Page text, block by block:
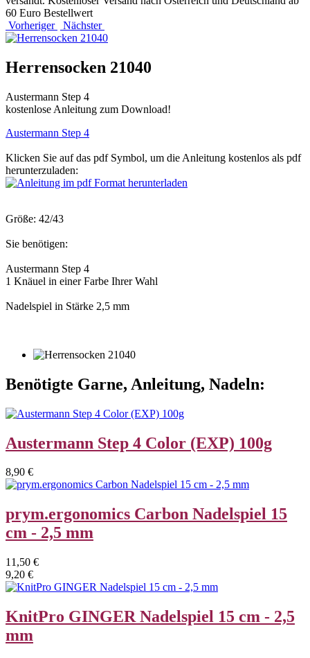
60 Euro Bestellwert
Vorheriger
Nächster
Herrensocken 21040
Austermann Step 4
kostenlose Anleitung zum Download!
Austermann Step 4
Klicken Sie auf das pdf Symbol, um die Anleitung kostenlos als pdf
herunterzuladen:
Größe: 42/43
Sie benötigen:
Austermann Step 4
1 Knäuel in einer Farbe Ihrer Wahl
Nadelspiel in Stärke 2,5 mm
Benötigte Garne, Anleitung, Nadeln:
Austermann Step 4 Color (EXP) 100g
8,90 €
prym.ergonomics Carbon Nadelspiel 15
cm - 2,5 mm
11,50 €
9,20 €
KnitPro GINGER Nadelspiel 15 cm - 2,5
mm